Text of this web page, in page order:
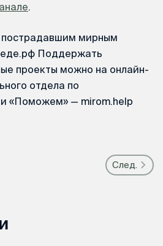
.
мирным
Поддержать
проекты можно на онлайн-
отдела по
«Поможем» — mirom.help
След.